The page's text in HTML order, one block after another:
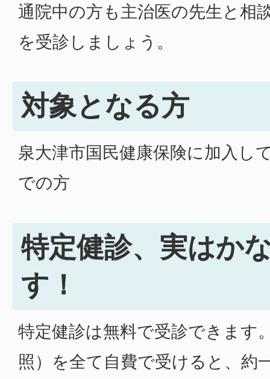
通院中の方も主治医の先生と相
を受診しましょう。
対象となる方
泉大津市国民健康保険に加入し
での方
特定健診、実はか
す！
特定健診は無料で受診できます
照）を全て自費で受けると、約